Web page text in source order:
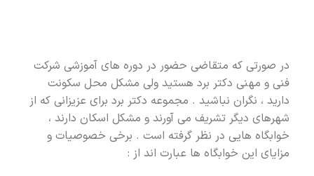
در صورتی که متقاضی حضور در دوره های آموزشی شرکت
فنی و مهنی دکتر برد هستید ولی مشکل محل سکونت
دارید ، نگران نباشید . مجموعه دکتر برد برای عزیزانی که از
شهرهای دیگر تشریف می آورند و مشکل اسکان دارند ،
خوابگاه هایی در نظر گرفته است . برخی خصوصیات و
مزایای این خوابگاه ها عبارت اند از :